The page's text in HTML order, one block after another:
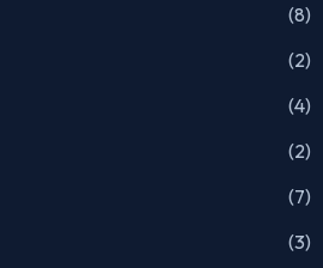
(8)
(2)
(4)
(2)
(7)
(3)